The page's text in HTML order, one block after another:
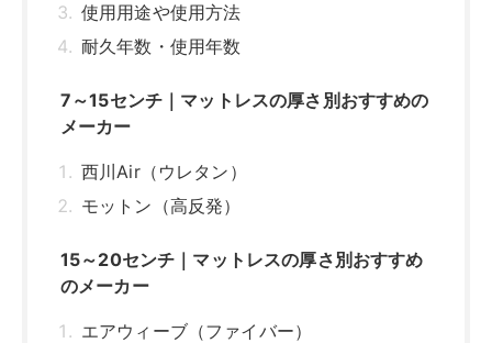
使用用途や使用方法
耐久年数・使用年数
7～15センチ｜マットレスの厚さ別おすすめの
メーカー
西川Air（ウレタン）
モットン（高反発）
15～20センチ｜マットレスの厚さ別おすすめ
のメーカー
エアウィーブ（ファイバー）